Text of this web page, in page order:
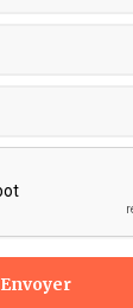
Envoyer